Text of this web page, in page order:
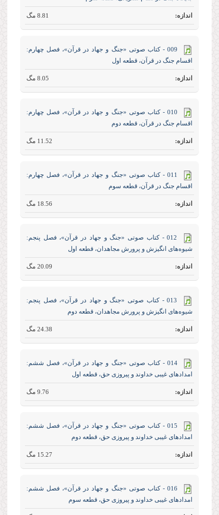
8.81 مگ
009 - کتاب صوتی «جنگ و جهاد در قرآن»، فصل چهارم:
اقسام جنگ در قرآن، قطعه اول
8.05 مگ
010 - کتاب صوتی «جنگ و جهاد در قرآن»، فصل چهارم:
اقسام جنگ در قرآن، قطعه دوم
11.52 مگ
011 - کتاب صوتی «جنگ و جهاد در قرآن»، فصل چهارم:
اقسام جنگ در قرآن، قطعه سوم
18.56 مگ
012 - کتاب صوتی «جنگ و جهاد در قرآن»، فصل پنجم:
شیوه‌های انگیزش و پرورش مجاهدان، قطعه اول
20.09 مگ
013 - کتاب صوتی «جنگ و جهاد در قرآن»، فصل پنجم:
شیوه‌های انگیزش و پرورش مجاهدان، قطعه دوم
24.38 مگ
014 - کتاب صوتی «جنگ و جهاد در قرآن»، فصل ششم:
امدادهای غیبی خداوند و پیروزی حق، قطعه اول
9.76 مگ
015 - کتاب صوتی «جنگ و جهاد در قرآن»، فصل ششم:
امدادهای غیبی خداوند و پیروزی حق، قطعه دوم
15.27 مگ
016 - کتاب صوتی «جنگ و جهاد در قرآن»، فصل ششم:
امدادهای غیبی خداوند و پیروزی حق، قطعه سوم